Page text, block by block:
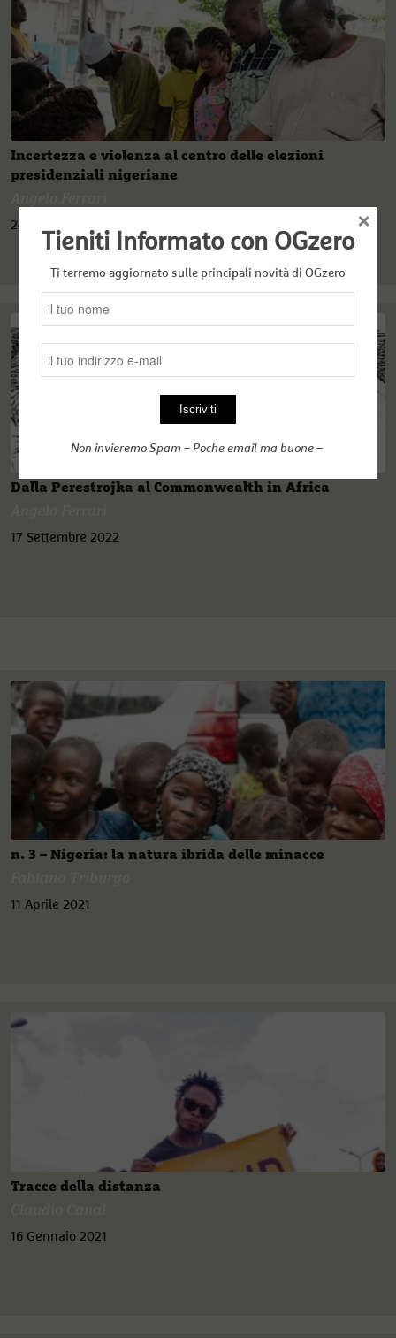
Incertezza e violenza al centro delle elezioni
presidenziali nigeriane
24 Febbraio 2023
Dalla Perestrojka al Commonwealth in Africa
17 Settembre 2022
n. 3 – Nigeria: la natura ibrida delle minacce
11 Aprile 2021
Tracce della distanza
16 Gennaio 2021
Tieniti Informato con OGzero
Ti terremo aggiornato sulle principali novità di OGzero
Non invieremo Spam – Poche email ma buone –
×